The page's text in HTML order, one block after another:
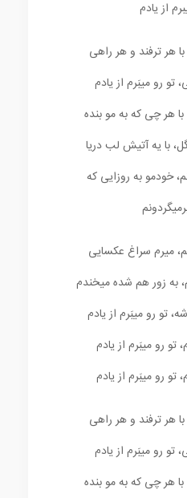
از یادم
با هر ترفند و هر راهی
تو رو میبَرم از یادم
با هر چی که به مو بنده
با یه آتیش لب دریا
خودمو به روزایی که
میرم سراغ عکسایی
به زور هم شده میخندم
تو رو میبَرم از یادم
تو رو میبَرم از یادم
تو رو میبَرم از یادم
با هر ترفند و هر راهی
تو رو میبَرم از یادم
با هر چی که به مو بنده